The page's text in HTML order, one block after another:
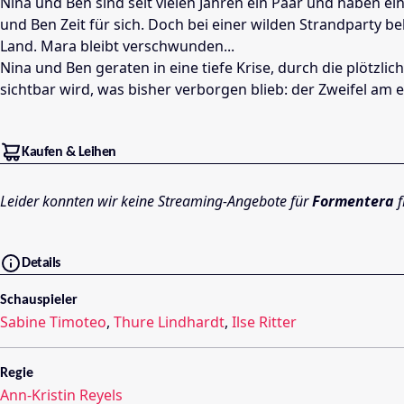
und Ben Zeit für sich. Doch bei einer wilden Strandparty
Land. Mara bleibt verschwunden...
Nina und Ben geraten in eine tiefe Krise, durch die
sichtbar wird, was bisher verborgen blieb: der Zweifel am
Kaufen & Leihen
Leider konnten wir keine Streaming-Angebote fürFormentera
Details
Schauspieler
Sabine Timoteo, Thure Lindhardt, Ilse Ritter
Regie
Ann-Kristin Reyels